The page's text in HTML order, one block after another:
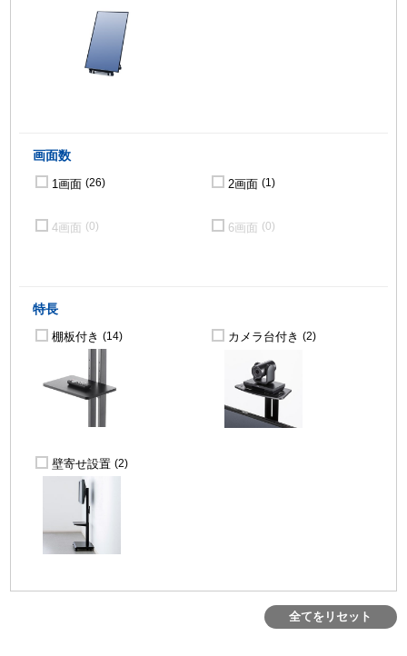
画面数
1画面 (26) 2画面 (1)
4画面 (0) 6画面 (0)
特長
棚板付き (14) カメラ台付き (2)
壁寄せ設置 (2)
全てをリセット